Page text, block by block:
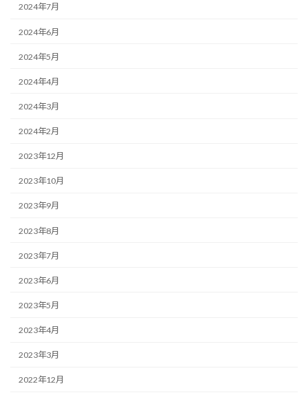
2024年7月
2024年6月
2024年5月
2024年4月
2024年3月
2024年2月
2023年12月
2023年10月
2023年9月
2023年8月
2023年7月
2023年6月
2023年5月
2023年4月
2023年3月
2022年12月